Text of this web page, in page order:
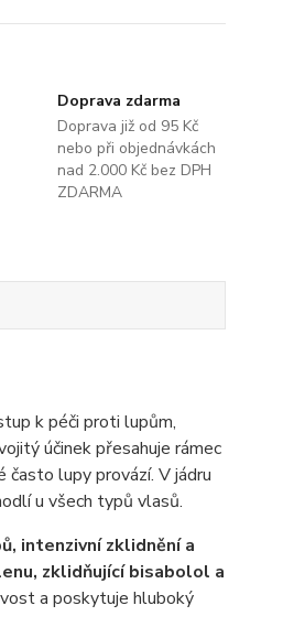
Doprava zdarma
Doprava již od 95 Kč
nebo při objednávkách
nad 2.000 Kč bez DPH
ZDARMA
k péči proti lupům,
účinek přesahuje rámec
často lupy provází. V jádru
u všech typů vlasů.
intenzivní zklidnění a
zklidňující bisabolol a
a poskytuje hluboký